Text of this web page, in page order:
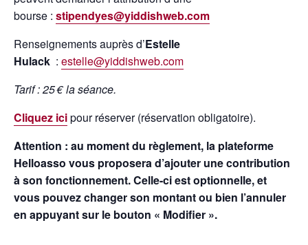
bourse : stipendyes@yiddishweb.com
Renseignements auprès d’Estelle
Hulack : estelle@yiddishweb.com
Tarif : 25 € la séance.
Cliquez icipour réserver (réservation obligatoire).
Attention : au moment du règlement, la plateforme
Helloasso vous proposera d’ajouter une contribution
à son fonctionnement. Celle-ci est optionnelle, et
vous pouvez changer son montant ou bien l’annuler
en appuyant sur le bouton « Modifier ».